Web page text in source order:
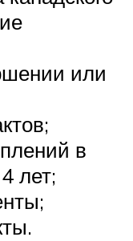
или
в
лет;